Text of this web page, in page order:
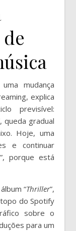
mudança
explica
previsível:
queda gradual
Hoje, uma
e continuar
porque está
“Thriller”,
do Spotify
sobre o
para um